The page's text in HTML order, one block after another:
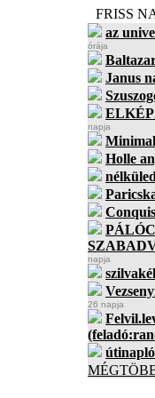
FRISS
az
órája
Janus
napja
Holle
nélküled
napja
26 napja
útinapló